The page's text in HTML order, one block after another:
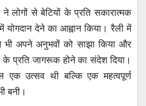
लोगों से बेटियों के प्रति सकारात्मक
योगदान देने का आह्वान किया। रैली में
भी अपने अनुभवों को साझा किया और
के प्रति जागरूक होने का संदेश दिया।
उत्सव थी बल्कि एक महत्वपूर्ण
बनी।